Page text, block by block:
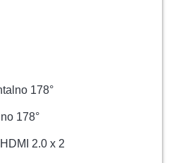
178°
178°
2.0 x 2